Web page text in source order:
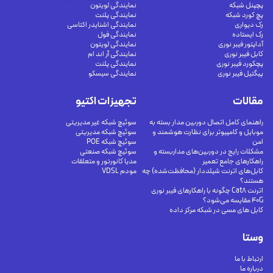
وستا
ارتباط با ما
درباره ما
پچپنل شبکه
پچ کورد شبکه
رک دیواری
رک ایستاده
آداپتور فیبر نوری
کابل فیبر نوری
پچکورد فیبر نوری
پیگتیل فیبر نوری
تجهیزات اکتیو
سوئیچ شبکه غیر مدیریتی
سوئیچ شبکه مدیریتی
سوئیچ شبکه POE
سوئیچ شبکه صنعتی
مدیا کانورتور و متعلقات
مودم VDSL
نمایندگی لویتون
نمایندگی پلنت
نمایندگی اشنایدر اکتاسی
نمایندگی فول
نمایندگی لویتون
نمایندگی آر اند ام
نمایندگی پلنت
نمایندگی سیسکو
مقالات
راهنمای کامل اتصال دوربین مدار بسته به
موبایل و کامپیوتر برای نظارت هوشمند و
امن
مشکلات رایج در دوربین‌های مداربسته و
راهکارهای جامع تعمیر
کابل‌های اترنت شیلددار (محافظت‌شده) چه
هستند؟
اترنت Cat8 چگونه با راهکارهای فیبر نوری
40G مقایسه می‌شود؟
کابل های مسی در شبکه مرکز داده